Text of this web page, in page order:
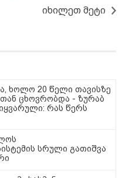
რომელიც საგზაო
და დაღუპულთა
25%-ით
ითვალისწინებს -
ის?
ანტალია 716.70
იხილეთ მეტი
ხოლო 20 წელი თავისზე
ცხოვრობდა - ზურაბ
რას წერს
სრული გათიშვა